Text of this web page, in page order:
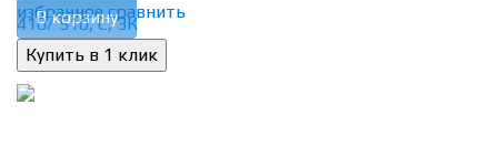
избранное сравнить
В корзину